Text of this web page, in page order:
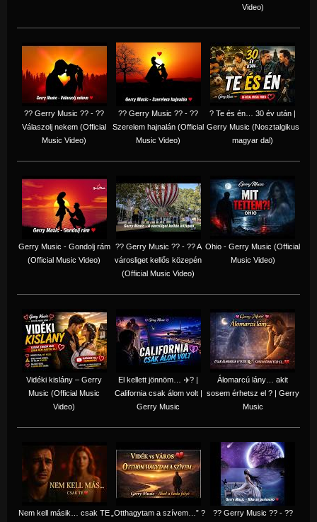
Video)
?? Gerry Music ?? - ??
Válaszolj nekem (Official
Music Video)
?? Gerry Music ?? - ??
Szerelem hajnalán (Official
Music Video)
? Te és én… 30 év után |
Gerry Music (Nosztalgikus
magyar dal)
Gerry Music - Gondolj rám
(Official Music Video)
?? Gerry Music ?? - ?? A
városliget kellős közepén
(Official Music Video)
Ohio - Gerry Music (Official
Music Video)
Vidéki kislány – Gerry
Music (Official Music
Video)
El kellett jönnöm… ✈️? |
California csak álom volt |
Gerry Music
Álomarcú lány… akit
sosem érhetsz el ? | Gerry
Music
Nem kell másik… csak TE „Otthagytam a szívem…” ?
?? Gerry Music ?? - ??